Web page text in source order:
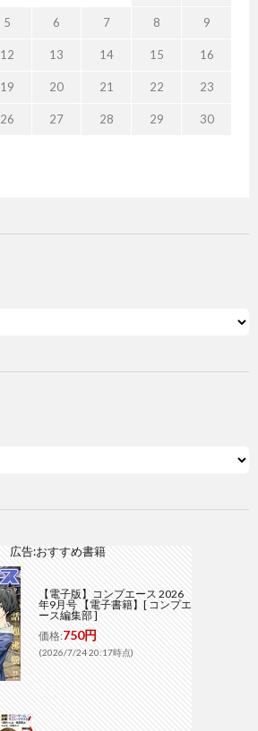
5 6 7 8 9
12 13 14 15 16
19 20 21 22 23
26 27 28 29 30
広告:おすすめ書籍
【電子版】コンプエース 2026
年9月号 【電子書籍】[ コンプエ
ース編集部 ]
価格:750円
(2026/7/24 20:17時点)